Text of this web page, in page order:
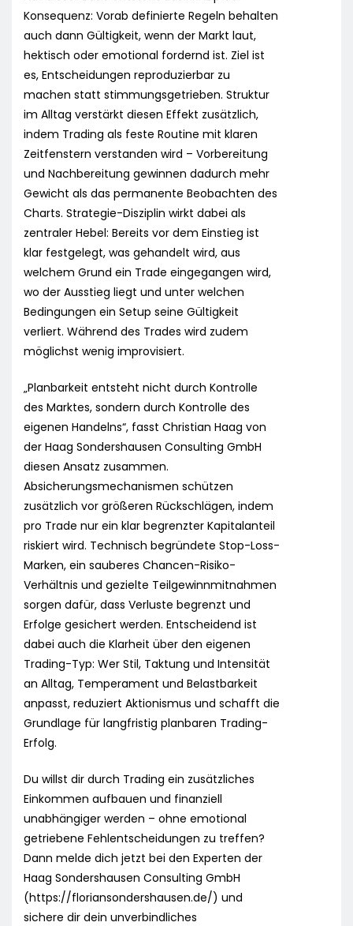
Konsequenz: Vorab definierte Regeln behalten
auch dann Gültigkeit, wenn der Markt laut,
hektisch oder emotional fordernd ist. Ziel ist
es, Entscheidungen reproduzierbar zu
machen statt stimmungsgetrieben. Struktur
im Alltag verstärkt diesen Effekt zusätzlich,
indem Trading als feste Routine mit klaren
Zeitfenstern verstanden wird – Vorbereitung
und Nachbereitung gewinnen dadurch mehr
Gewicht als das permanente Beobachten des
Charts. Strategie-Disziplin wirkt dabei als
zentraler Hebel: Bereits vor dem Einstieg ist
klar festgelegt, was gehandelt wird, aus
welchem Grund ein Trade eingegangen wird,
wo der Ausstieg liegt und unter welchen
Bedingungen ein Setup seine Gültigkeit
verliert. Während des Trades wird zudem
möglichst wenig improvisiert.
„Planbarkeit entsteht nicht durch Kontrolle
des Marktes, sondern durch Kontrolle des
eigenen Handelns“, fasst Christian Haag von
der Haag Sondershausen Consulting GmbH
diesen Ansatz zusammen.
Absicherungsmechanismen schützen
zusätzlich vor größeren Rückschlägen, indem
pro Trade nur ein klar begrenzter Kapitalanteil
riskiert wird. Technisch begründete Stop-Loss-
Marken, ein sauberes Chancen-Risiko-
Verhältnis und gezielte Teilgewinnmitnahmen
sorgen dafür, dass Verluste begrenzt und
Erfolge gesichert werden. Entscheidend ist
dabei auch die Klarheit über den eigenen
Trading-Typ: Wer Stil, Taktung und Intensität
an Alltag, Temperament und Belastbarkeit
anpasst, reduziert Aktionismus und schafft die
Grundlage für langfristig planbaren Trading-
Erfolg.
Du willst dir durch Trading ein zusätzliches
Einkommen aufbauen und finanziell
unabhängiger werden – ohne emotional
getriebene Fehlentscheidungen zu treffen?
Dann melde dich jetzt bei den Experten der
Haag Sondershausen Consulting GmbH
(https://floriansondershausen.de/) und
sichere dir dein unverbindliches